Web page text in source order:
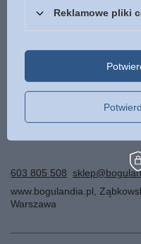
poproszony o podanie
603 805 508
www.bogulandia.pl
Warszawa
Reklamowe pliki